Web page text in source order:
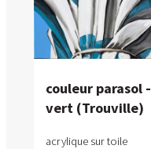
couleur parasol -
vert (Trouville)
acrylique sur toile